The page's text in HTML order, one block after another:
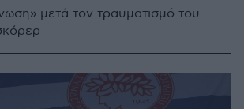
μετά τον τραυματισμό του